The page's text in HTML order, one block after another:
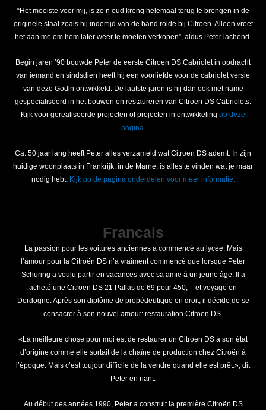
“Het mooiste voor mij, is zo’n oud kreng helemaal terug te brengen in de
originele staat zoals hij indertijd van de band rolde bij Citroen. Alleen vreet
het aan me om hem later weer te moeten verkopen”, aldus Peter lachend.
Begin jaren ’90 bouwde Peter de eerste Citroen DS Cabriolet in opdracht
van iemand en sindsdien heeft hij een voorliefde voor de cabriolet versie
van deze Godin ontwikkeld. De laatste jaren is hij dan ook met name
gespecialiseerd in het bouwen en restaureren van Citroen DS Cabriolets.
Kijk voor gerealiseerde projecten of projecten in ontwikkeling op deze
pagina
Ca. 50 jaar lang heeft Peter alles verzameld wat Citroen DS ademt. In zijn
huidige woonplaats in Frankrijk, in de Marne, is alles te vinden wat je maar
nodig hebt. Kijk op de pagina onderdelen voor meer informatie.
Francais
La passion pour les voitures anciennes a commencé au lycée. Mais
l’amour pour la Citroën DS n’a vraiment commencé que lorsque Peter
Schuring a voulu partir en vacances avec sa amie à un jeune âge. Il a
acheté une Citroën DS 21 Pallas de 69 pour 450, – et voyage en
Dordogne. Après son diplôme de propédeutique en droit, il décide de se
consacrer à son nouvel amour: restauration Citroën DS.
«La meilleure chose pour moi est de restaurer un Citroen DS à son état
d’origine comme elle sortait de la chaîne de production chez Citroën à
l’époque. Mais c’est toujour difficile de la vendre quand elle est prêt.», dit
Peter en riant.
Au début des années 1990, Peter a construit la première Citroën DS